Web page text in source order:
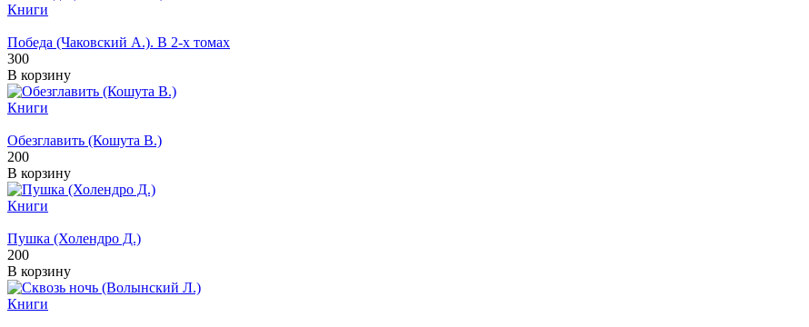
Книги
Победа (Чаковский А.). В 2-х томах
300
В корзину
Книги
Обезглавить (Кошута В.)
200
В корзину
Книги
Пушка (Холендро Д.)
200
В корзину
Книги